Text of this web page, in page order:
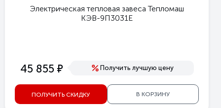
Электрическая тепловая завеса Тепломаш
КЭВ-9П3031Е
45 855 е Получить лучшую цену
ПОЛУЧИТЬ СКИДКУ В КОРЗИНУ